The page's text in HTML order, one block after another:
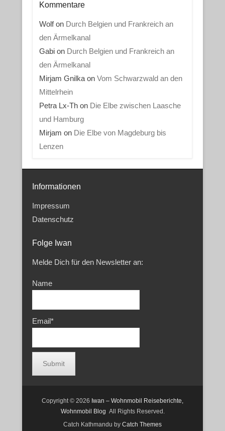
Kommentare
Wolfon Durch Belgien und Frankreich an
den Ärmelkanal
Gabion Durch Belgien und Frankreich an
den Ärmelkanal
Mirjam Gnilkaon Vom Schwarzwald an den
Mittelrhein
Petra Lx-Thon Die Elbe zwischen Laasche
und Hamburg
Mirjam on Die Elbe von Magdeburg bis
Lenzen
Informationen
Impressum
Datenschutz
Folge Iwan
Melde Dich für den Newsletter an:
Name
Email*
Copyright © 2026 Iwan – Wohnmobil Reiseberichte,
Wohnmobil Blog All Rights Reserved.
Catch Kathmandu by Catch Themes